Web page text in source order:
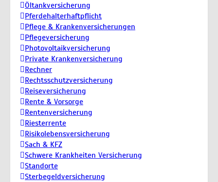
Öltankversicherung
Pferdehalterhaftpflicht
Pflege & Krankenversicherungen
Pflegeversicherung
Photovoltaikversicherung
Private Krankenversicherung
Rechner
Rechtsschutzversicherung
Reiseversicherung
Rente & Vorsorge
Rentenversicherung
Riesterrente
Risikolebensversicherung
Sach & KFZ
Schwere Krankheiten Versicherung
Standorte
Sterbegeldversicherung